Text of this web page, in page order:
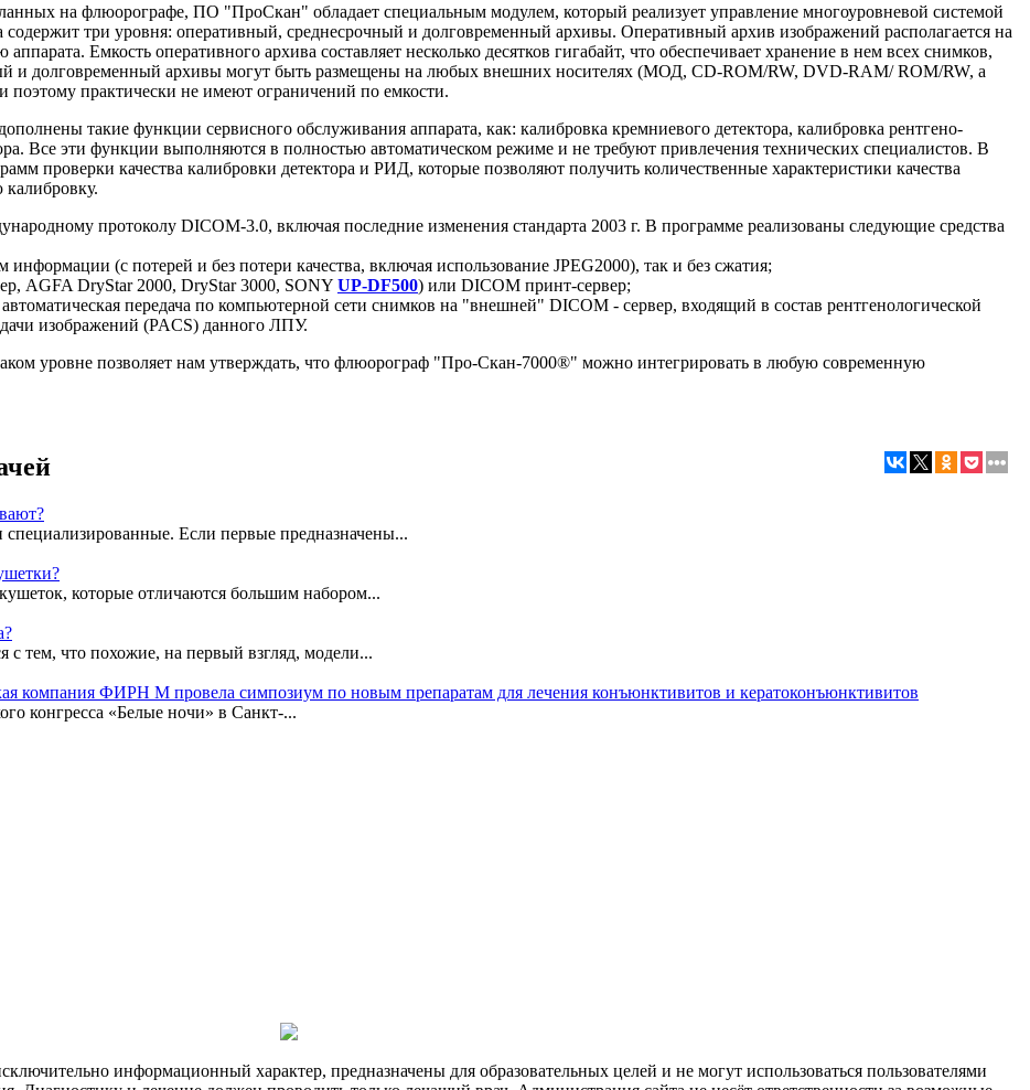
на флюорографе, ПО "ПроСкан" обладает специальным модулем, который реализует управление многоуровневой системой
три уровня: оперативный, среднесрочный и долговременный архивы. Оперативный архив изображений располагается на
Емкость оперативного архива составляет несколько десятков гигабайт, что обеспечивает хранение в нем всех снимков,
и долговременный архивы могут быть размещены на любых внешних носителях (МОД, CD-ROM/RW, DVD-RAM/ ROM/RW, а
практически не имеют ограничений по емкости.
такие функции сервисного обслуживания аппарата, как: калибровка кремниевого детектора, калибровка рентгено-
Все эти функции выполняются в полностью автоматическом режиме и не требуют привлечения технических специалистов. В
проверки качества калибровки детектора и РИД, которые позволяют получить количественные характеристики качества
протоколу DICOM-3.0, включая последние изменения стандарта 2003 г. В программе реализованы следующие средства
(с потерей и без потери качества, включая использование JPEG2000), так и без сжатия;
AGFA DryStar 2000, DryStar 3000, SONY UP-DF500) или DICOM принт-сервер;
передача по компьютерной сети снимков на "внешней" DICOM - сервер, входящий в состав рентгенологической
изображений (PACS) данного ЛПУ.
уровне позволяет нам утверждать, что флюорограф "Про-Скан-7000®" можно интегрировать в любую современную
Если первые предназначены...
которые отличаются большим набором...
с тем, что похожие, на первый взгляд, модели...
компания ФИРН М провела симпозиум по новым препаратам для лечения конъюнктивитов и кератоконъюнктивитов
конгресса «Белые ночи» в Санкт-...
информационный характер, предназначены для образовательных целей и не могут использоваться пользователями